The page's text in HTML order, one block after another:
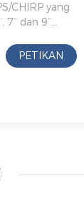
CHIRP yang
7” dan 9”
Muka
PETIKAN